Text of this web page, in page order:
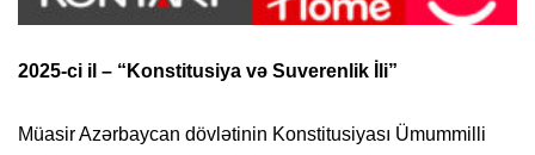
2025-ci il – “Konstitusiya və Suverenlik İli”
Müasir Azərbaycan dövlətinin Konstitusiyası Ümummilli